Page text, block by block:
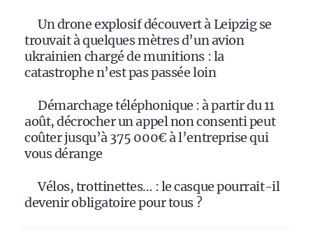
Un drone explosif découvert à Leipzig se
trouvait à quelques mètres d’un avion
ukrainien chargé de munitions : la
catastrophe n’est pas passée loin
Démarchage téléphonique : à partir du 11
août, décrocher un appel non consenti peut
coûter jusqu’à 375 000€ à l’entreprise qui
vous dérange
Vélos, trottinettes… : le casque pourrait-il
devenir obligatoire pour tous ?